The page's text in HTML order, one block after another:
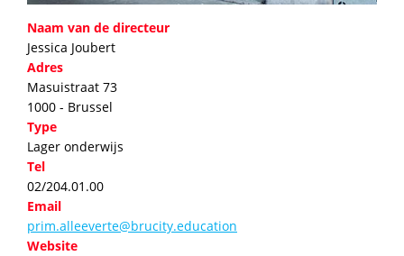
Naam van de directeur
Jessica Joubert
Adres
Masuistraat 73
1000 - Brussel
Type
Lager onderwijs
Tel
02/204.01.00
Email
prim.alleeverte@brucity.education
Website